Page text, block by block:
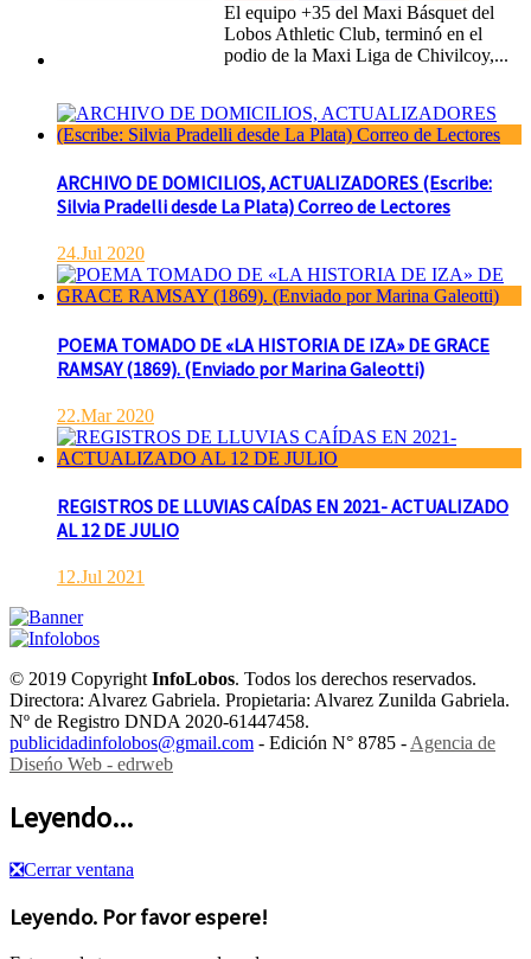
El equipo +35 del Maxi Básquet del
Lobos Athletic Club, terminó en el
podio de la Maxi Liga de Chivilcoy,...
ARCHIVO DE DOMICILIOS, ACTUALIZADORES (Escribe:
Silvia Pradelli desde La Plata) Correo de Lectores
24.Jul 2020
POEMA TOMADO DE «LA HISTORIA DE IZA» DE GRACE
RAMSAY (1869). (Enviado por Marina Galeotti)
22.Mar 2020
REGISTROS DE LLUVIAS CAÍDAS EN 2021- ACTUALIZADO
AL 12 DE JULIO
12.Jul 2021
© 2019 CopyrightInfoLobos. Todos los derechos reservados.
Directora: Alvarez Gabriela. Propietaria: Alvarez Zunilda Gabriela.
Nº de Registro DNDA 2020-61447458.
publicidadinfolobos@gmail.com - Edición N° 8785 -Agencia de
Diseńo Web - edrweb
Leyendo...
❎Cerrar ventana
Leyendo. Por favor espere!